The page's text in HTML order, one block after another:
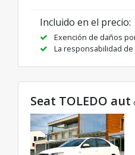
Incluido en el precio:
Exención de daños
La responsabilidad de
Seat TOLEDO aut